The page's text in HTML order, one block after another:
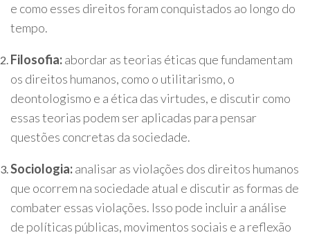
e como esses direitos foram conquistados ao longo do
tempo.
Filosofia:abordar as teorias éticas que fundamentam
os direitos humanos, como o utilitarismo, o
deontologismo e a ética das virtudes, e discutir como
essas teorias podem ser aplicadas para pensar
questões concretas da sociedade.
Sociologia:analisar as violações dos direitos humanos
que ocorrem na sociedade atual e discutir as formas de
combater essas violações. Isso pode incluir a análise
de políticas públicas, movimentos sociais e a reflexão